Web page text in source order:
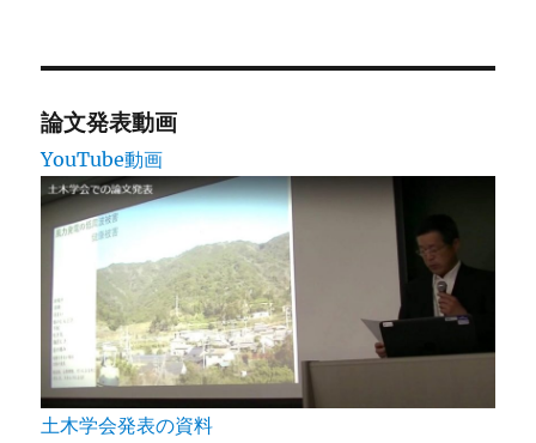
ー
ジ
送
り
論文発表動画
YouTube動画
土木学会発表の資料